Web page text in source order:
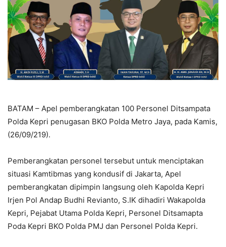
BATAM – Apel pemberangkatan 100 Personel Ditsampata
Polda Kepri penugasan BKO Polda Metro Jaya, pada Kamis,
(26/09/219).
Pemberangkatan personel tersebut untuk menciptakan
situasi Kamtibmas yang kondusif di Jakarta, Apel
pemberangkatan dipimpin langsung oleh Kapolda Kepri
Irjen Pol Andap Budhi Revianto, S.IK dihadiri Wakapolda
Kepri, Pejabat Utama Polda Kepri, Personel Ditsamapta
Poda Kepri BKO Polda PMJ dan Personel Polda Kepri.